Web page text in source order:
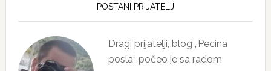
POSTANI PRIJATELJ
Dragi prijatelji, blog „Pecina
posla“ počeo je sa radom